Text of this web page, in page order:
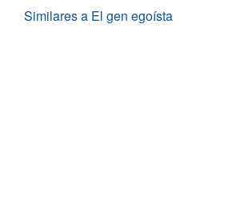
Similares a El gen egoísta